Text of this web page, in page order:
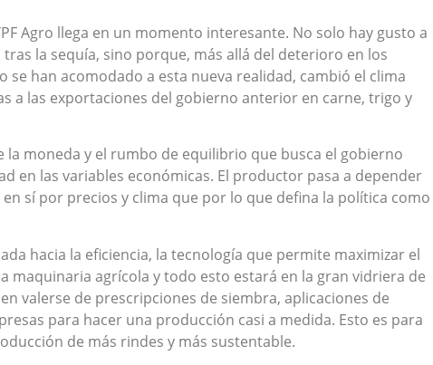
Agro llega en un momento interesante. No solo hay gusto a
la sequía, sino porque, más allá del deterioro en los
se han acomodado a esta nueva realidad, cambió el clima
a las exportaciones del gobierno anterior en carne, trigo y
moneda y el rumbo de equilibrio que busca el gobierno
en las variables económicas. El productor pasa a depender
sí por precios y clima que por lo que defina la política como
hacia la eficiencia, la tecnología que permite maximizar el
maquinaria agrícola y todo esto estará en la gran vidriera de
valerse de prescripciones de siembra, aplicaciones de
para hacer una producción casi a medida. Esto es para
de más rindes y más sustentable.